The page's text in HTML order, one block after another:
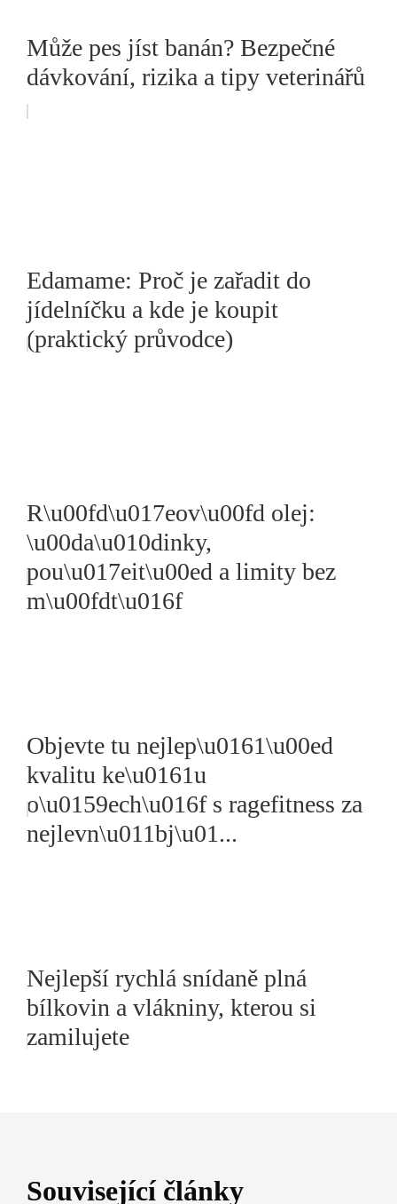
Může pes jíst banán? Bezpečné
dávkování, rizika a tipy veterinářů
Edamame: Proč je zařadit do
jídelníčku a kde je koupit
(praktický průvodce)
R\u00fd\u017eov\u00fd olej:
\u00da\u010dinky,
pou\u017eit\u00ed a limity bez
m\u00fdt\u016f
Objevte tu nejlep\u0161\u00ed
kvalitu ke\u0161u
o\u0159ech\u016f s ragefitness za
nejlevn\u011bj\u01...
Nejlepší rychlá snídaně plná
bílkovin a vlákniny, kterou si
zamilujete
Související články